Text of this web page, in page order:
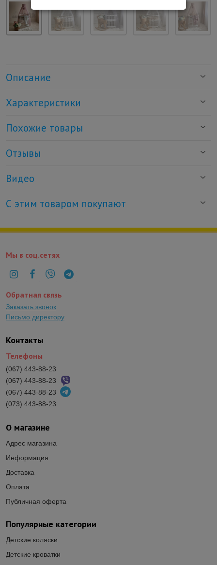
Описание
Характеристики
Похожие товары
Отзывы
Видео
С этим товаром покупают
Популярные категории
Детские коляски
Детские кроватки
О магазине
Адрес магазина
Информация
Доставка
Оплата
Публичная оферта
Контакты
Телефоны
(067) 443-88-23
(067) 443-88-23
(067) 443-88-23
(073) 443-88-23
Мы в соц.сетях
Обратная связь
Заказать звонок
Письмо директору